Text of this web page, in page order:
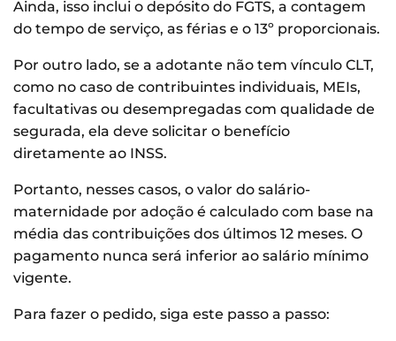
Ainda, isso inclui o depósito do FGTS, a contagem
do tempo de serviço, as férias e o 13º proporcionais.
Por outro lado, se a adotante não tem vínculo CLT,
como no caso de contribuintes individuais, MEIs,
facultativas ou desempregadas com qualidade de
segurada, ela deve solicitar o benefício
diretamente ao INSS.
Portanto, nesses casos, o valor do salário-
maternidade por adoção é calculado com base na
média das contribuições dos últimos 12 meses. O
pagamento nunca será inferior ao salário mínimo
vigente.
Para fazer o pedido, siga este passo a passo: